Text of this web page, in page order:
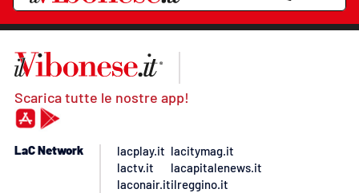
Scarica tutte le nostre app!
LaC Network
lacplay.it
lactv.it
laconair.it
lacitymag.it
lacapitalenews.it
ilreggino.it